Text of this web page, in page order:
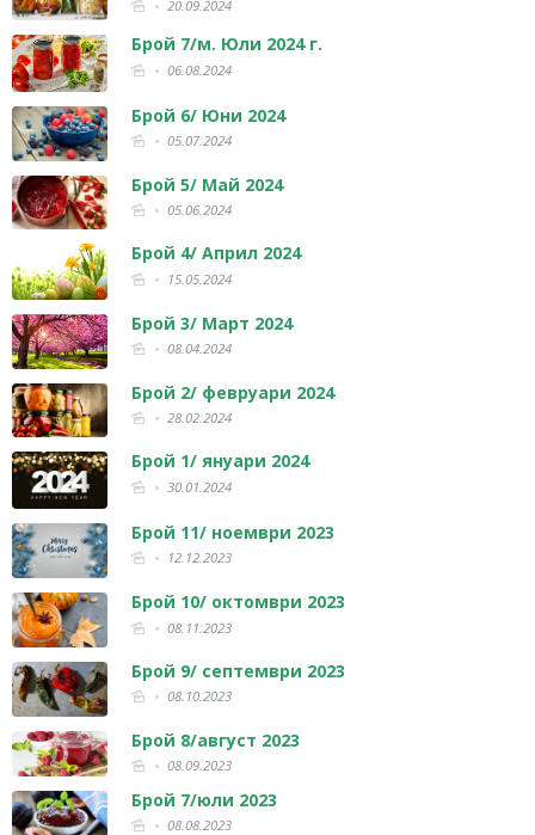
20.09.2024
Брой 7/м. Юли 2024 г.
06.08.2024
Брой 6/ Юни 2024
05.07.2024
Брой 5/ Май 2024
05.06.2024
Брой 4/ Април 2024
15.05.2024
Брой 3/ Март 2024
08.04.2024
Брой 2/ февруари 2024
28.02.2024
Брой 1/ януари 2024
30.01.2024
Брой 11/ ноември 2023
12.12.2023
Брой 10/ октомври 2023
08.11.2023
Брой 9/ септември 2023
08.10.2023
Брой 8/август 2023
08.09.2023
Брой 7/юли 2023
08.08.2023